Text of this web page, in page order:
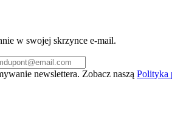
w swojej skrzynce e-mail.
newslettera. Zobacz naszą Polityka